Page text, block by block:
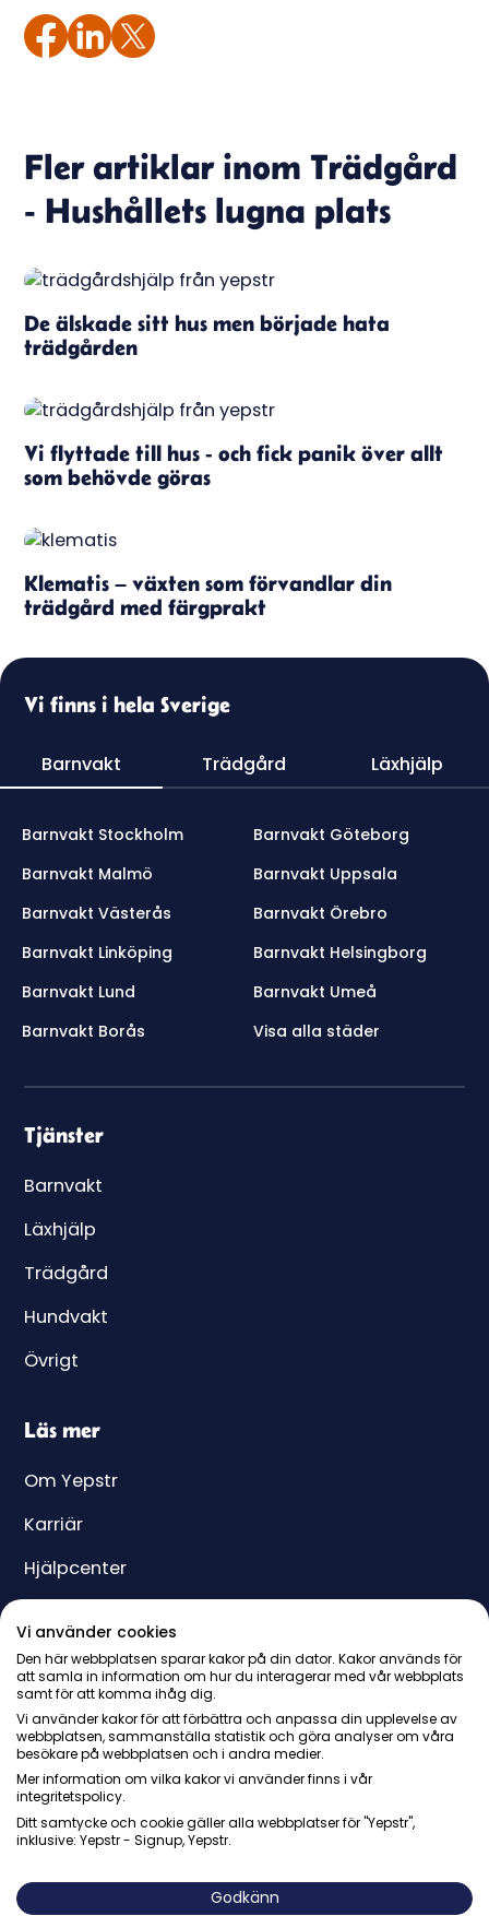
Fler artiklar inomTrädgård
- Hushållets lugna plats
De älskade sitt hus men började hata
trädgården
Vi flyttade till hus - och fick panik över allt
som behövde göras
Klematis – växten som förvandlar din
trädgård med färgprakt
Vi finns i hela Sverige
Barnvakt Trädgård Läxhjälp
Barnvakt Stockholm
Barnvakt Göteborg
Barnvakt Malmö
Barnvakt Uppsala
Barnvakt Västerås
Barnvakt Örebro
Barnvakt Linköping
Barnvakt Helsingborg
Barnvakt Lund
Barnvakt Umeå
Barnvakt Borås
Visa alla städer
Tjänster
Barnvakt
Läxhjälp
Trädgård
Hundvakt
Övrigt
Läs mer
Om Yepstr
Karriär
Hjälpcenter
Pris
Presentkort
Johanneshov
Vi använder cookies
Den här webbplatsen sparar kakor på din dator. Kakor används för
att samla in information om hur du interagerar med vår webbplats
samt för att komma ihåg dig.
Vi använder kakor för att förbättra och anpassa din upplevelse av
webbplatsen, sammanställa statistik och göra analyser om våra
besökare på webbplatsen och i andra medier.
Mer information om vilka kakor vi använder finns i vår
integritetspolicy.
Ditt samtycke och cookie gäller alla webbplatser för "Yepstr",
inklusive: Yepstr - Signup, Yepstr.
Godkänn